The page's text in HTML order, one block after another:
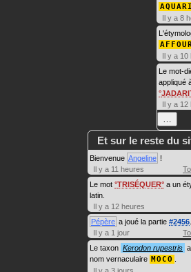
Il y a 8
Il y a 10
Le mot-
appliqué
Il y a 12
…
Et sur le reste du
Bienvenue Angeline !
Il y a 11 heures
Le mot TRISÉQUER a un
latin.
Il y a 12 heures
Pépère a joué la partie #2456
Il y a 1 jour
Le taxon Kerodon rupestris
nom vernaculaire MOCO